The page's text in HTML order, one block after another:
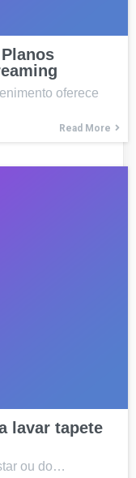
oferece
Read More
lavar tapete
ou do…